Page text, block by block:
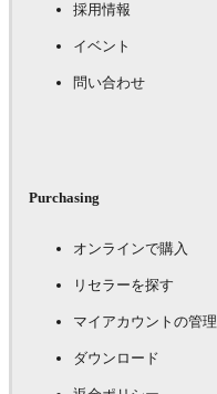
採用情報
イベント
問い合わせ
Purchasing
オンラインで購入
リセラーを探す
マイアカウントの管理
ダウンロード